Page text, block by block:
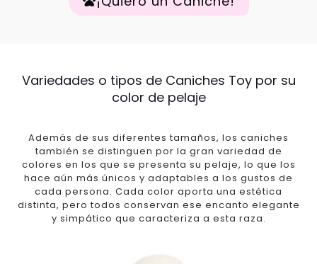
Variedades o tipos de Caniches Toy por su
color de pelaje
Además de sus diferentes tamaños, los caniches
también se distinguen por la gran variedad de
colores en los que se presenta su pelaje, lo que los
hace aún más únicos y adaptables a los gustos de
cada persona. Cada color aporta una estética
distinta, pero todos conservan ese encanto elegante
y simpático que caracteriza a esta raza.